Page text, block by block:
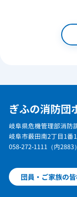
ぎふの消防団
岐阜県危機管理部消防
岐阜市薮田南2丁目1番
058-272-1111（内2883）
団員・ご家族の